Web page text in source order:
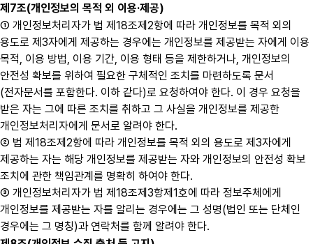
제7조(개인정보의 목적 외 이용·제공)
① 개인정보처리자가 법 제18조제2항에 따라 개인정보를 목적 외의
용도로 제3자에게 제공하는 경우에는 개인정보를 제공받는 자에게 이용
목적, 이용 방법, 이용 기간, 이용 형태 등을 제한하거나, 개인정보의
안전성 확보를 위하여 필요한 구체적인 조치를 마련하도록 문서
(전자문서를 포함한다. 이하 같다)로 요청하여야 한다. 이 경우 요청을
받은 자는 그에 따른 조치를 취하고 그 사실을 개인정보를 제공한
개인정보처리자에게 문서로 알려야 한다.
② 법 제18조제2항에 따라 개인정보를 목적 외의 용도로 제3자에게
제공하는 자는 해당 개인정보를 제공받는 자와 개인정보의 안전성 확보
조치에 관한 책임관계를 명확히 하여야 한다.
③ 개인정보처리자가 법 제18조제3항제1호에 따라 정보주체에게
개인정보를 제공받는 자를 알리는 경우에는 그 성명(법인 또는 단체인
경우에는 그 명칭)과 연락처를 함께 알려야 한다.